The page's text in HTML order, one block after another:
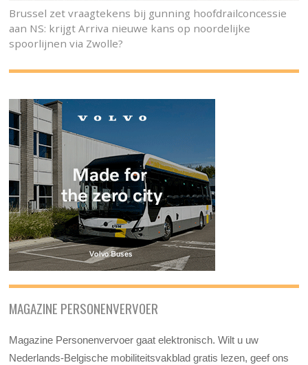
Brussel zet vraagtekens bij gunning hoofdrailconcessie
aan NS: krijgt Arriva nieuwe kans op noordelijke
spoorlijnen via Zwolle?
MAGAZINE PERSONENVERVOER
Magazine Personenvervoer gaat elektronisch. Wilt u uw
Nederlands-Belgische mobiliteitsvakblad gratis lezen, geef ons